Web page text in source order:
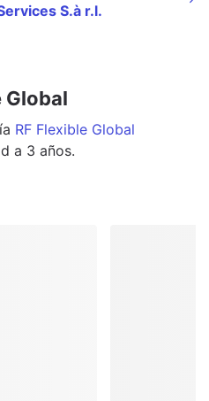
S.à r.l.
Global
RF Flexible Global
a 3 años.